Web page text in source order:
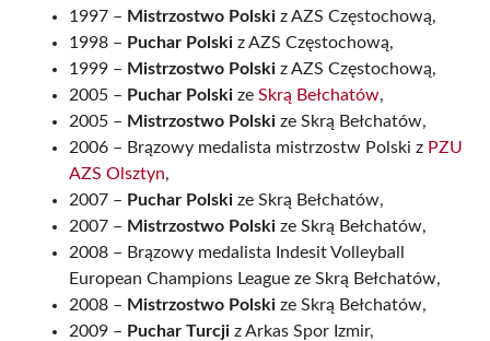
1997 – Mistrzostwo Polski z AZS Częstochową,
1998 – Puchar Polski z AZS Częstochową,
1999 – Mistrzostwo Polski z AZS Częstochową,
2005 – Puchar Polski ze Skrą Bełchatów,
2005 – Mistrzostwo Polski ze Skrą Bełchatów,
2006 – Brązowy medalista mistrzostw Polski z PZU
AZS Olsztyn,
2007 – Puchar Polski ze Skrą Bełchatów,
2007 – Mistrzostwo Polski ze Skrą Bełchatów,
2008 – Brązowy medalista Indesit Volleyball
European Champions League ze Skrą Bełchatów,
2008 – Mistrzostwo Polski ze Skrą Bełchatów,
2009 – Puchar Turcji z Arkas Spor Izmir,